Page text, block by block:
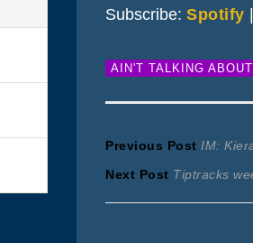
Subscribe:Spotify |
AIN'T TALKING
Bericht
navigatie
Previous Post
post:
IM:
Next Post Next
post:
Tiptracks